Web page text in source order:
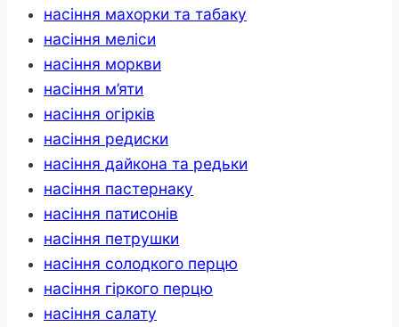
насіння махорки та табаку
насіння меліси
насіння моркви
насіння м’яти
насіння огірків
насіння редиски
насіння дайкона та редьки
насіння пастернаку
насіння патисонів
насіння петрушки
насіння солодкого перцю
насіння гіркого перцю
насіння салату